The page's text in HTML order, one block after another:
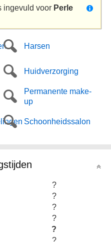
ingevuld voor Perle
Harsen
Huidverzorging
Permanente make-
up
Schoonheidssalon
?
?
?
?
?
?